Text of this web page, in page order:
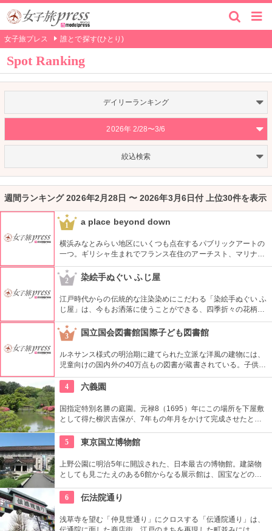
女子旅プレス 誰とで探す(ひとり)
Spot Ranking
デイリーランキング
2026年 2/28〜3/6
絞込検索
週間ランキング 2026年2月28日 〜 2026年3月6日付 上位30件を表示
1 a place beyond down
横浜みなとみらい地区にいくつも点在するパブリックアートの
一つ。ギリシャ生まれでフランス在住のアーチスト、マリナ・
カレラによる1997年の屋外作品です。クイーンズスクエア横浜
内にあるクイーンズパークで、その美しいドレープと伸びやか
な羽をテーマにした幻想的な姿を見ることができます。
2 染絵手ぬぐい ふじ屋
江戸時代からの伝統的な注染染めにこだわる「染絵手ぬぐい ふ
じ屋」は、今もお洒落に使うことができる、四季折々の花柄や
伝統柄の手ぬぐいを常時200種類取り揃えています。手ぬぐい
地の小物も各種扱っています。
3 国立国会図書館国際子ども図書館
ルネサンス様式の明治期に建てられた立派な洋風の建物には、
児童向けの国内外の40万点もの図書が蔵書されている。子供だ
けでなく大人も十分楽しめるので、たまにはインテリに図書館
でゆっくり過ごしてみては。
4 六義園
国指定特別名勝の庭園。元禄8（1695）年にこの場所を下屋敷
として得た柳沢吉保が、7年もの年月をかけて完成させたとい
で、江戸時代から小石川後楽園とで二大庭園とされていまし
た。日本庭園の良さを今に伝える名園です。
5 東京国立博物館
上野公園に明治5年に開設された、日本最古の博物館。建築物
としても見ごたえのある6館からなる展示館は、国宝などの歴
す。オリジナルグッズを販売するミュージアムショップや食事
もできるカフェなども併設されています。
6 伝法院通り
浅草寺を望む「仲見世通り」にクロスする「伝通院通り」は、